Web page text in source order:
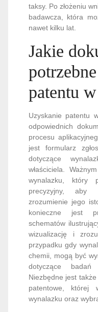
taksy. Po złożeniu
badawcza, która
nawet kilku lat.
Jakie
patentu
Uzyskanie patentu
odpowiednich
procesu
jest formularz
dotyczące
właściciela.
wynalazku, który
precyzyjny, aby
zrozumienie jego
konieczne jest
schematów
wizualizację i
przypadku gdy
chemii, mogą być
dotyczące badań
Niezbędne jest także
patentowe, której
wynalazku oraz